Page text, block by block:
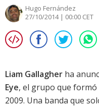
Hugo Fernández
27/10/2014 | 00:00 CET
Liam Gallagher ha
Eye, el grupo que
2009. Una banda que